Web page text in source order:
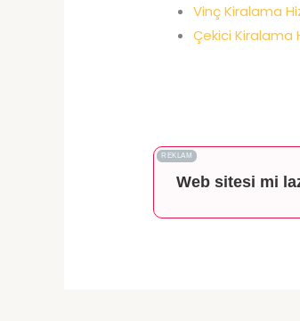
Vinç Kiralama
Çekici Kiralama
REKLAM
Web sitesi mi